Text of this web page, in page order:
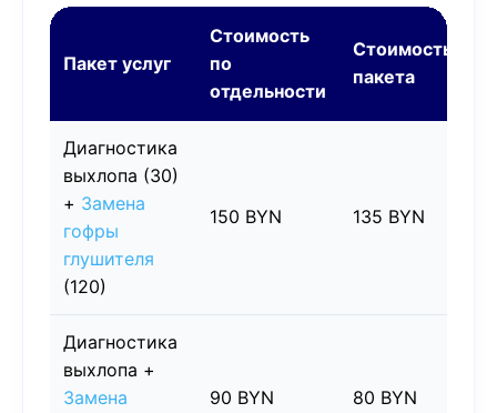
Пакет услуг
Стоимость
по
отдельности
Стоимость
пакета
Диагностика
выхлопа (30)
+ Замена
гофры
глушителя
(120)
150 BYN 135 BYN
Диагностика
выхлопа +
Замена
90 BYN 80 BYN